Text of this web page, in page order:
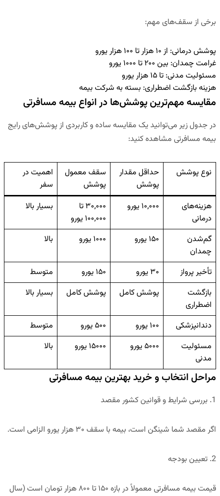
برخی از سقف‌های مهم:
پوشش درمانی: از ۱۰ هزار تا ۱۰۰ هزار یورو
غرامت چمدان: بین ۲۰۰ تا ۱۰۰۰ یورو
مسئولیت مدنی: تا ۱۵ هزار یورو
هزینه بازگشت اضطراری: بسته به شرکت بیمه
مقایسه مهم‌ترین پوشش‌ها در انواع بیمه مسافرتی
در جدول زیر می‌توانید یک مقایسه ساده و کاربردی از پوشش‌های رایج
بیمه مسافرتی مشاهده کنید:
نوع پوشش
حداقل مقدار
پوشش
سقف معمول
پوشش
اهمیت در
سفر
هزینه‌های
درمانی
۱۰,۰۰۰ یورو
۳۰,۰۰۰ تا
۱۰۰,۰۰۰ یورو
بسیار بالا
گم‌شدن
چمدان
۱۵۰ یورو ۱۰۰۰ یورو بالا
تأخیر پرواز ۳۰ یورو ۱۵۰ یورو
متوسط
بازگشت
اضطراری
پوشش کامل پوشش کامل بسیار بالا
دندانپزشکی ۱۰۰ یورو ۵۰۰ یورو
متوسط
مسئولیت
مدنی
۵۰۰۰ یورو ۱۵۰۰۰ یورو بالا
مراحل انتخاب و خرید بهترین بیمه مسافرتی
1. بررسی شرایط و قوانین کشور مقصد
اگر مقصد شما شینگن است، بیمه با سقف ۳۰ هزار یورو الزامی است.
2. تعیین بودجه
قیمت بیمه مسافرتی معمولاً در بازه ۱۵۰ تا ۸۰۰ هزار تومان است (سال